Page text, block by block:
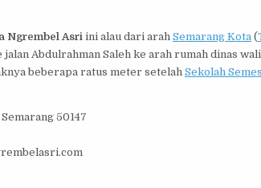
Ngrembel Asri ini alau dari arah Semarang Kota (
jalan Abdulrahman Saleh ke arah rumah dinas
beberapa ratus meter setelah Sekolah
50147